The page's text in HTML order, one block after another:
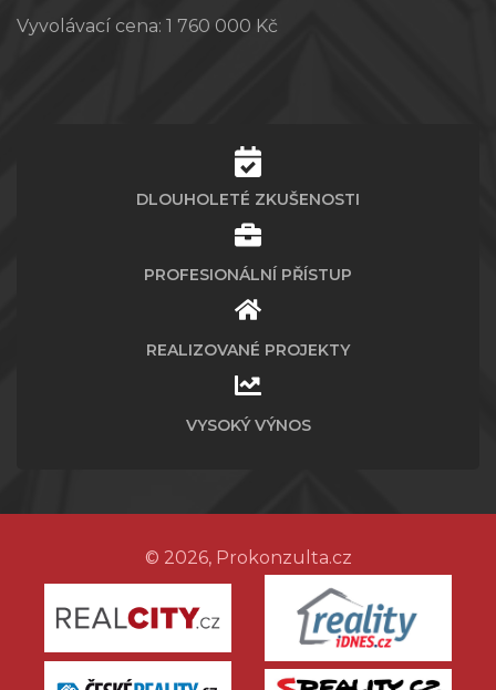
Vyvolávací cena: 1 760 000 Kč
DLOUHOLETÉ ZKUŠENOSTI
PROFESIONÁLNÍ PŘÍSTUP
REALIZOVANÉ PROJEKTY
VYSOKÝ VÝNOS
© 2026, Prokonzulta.cz